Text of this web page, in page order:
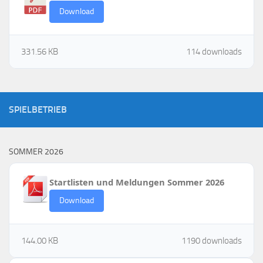
Download
114 downloads
331.56 KB
SPIELBETRIEB
SOMMER 2026
Startlisten und Meldungen Sommer 2026
Download
1190 downloads
144.00 KB